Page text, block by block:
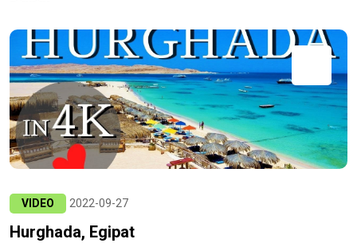
VIDEO 2022-09-27
Hurghada, Egipat